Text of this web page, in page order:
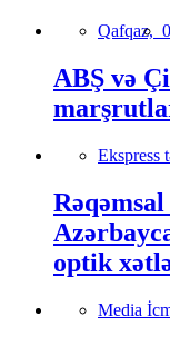
Qafqaz,
ABŞ və
Ekspress
optik
Media